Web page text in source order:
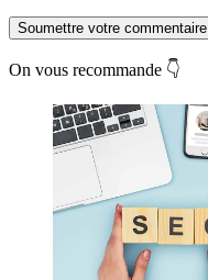
Soumettre votre commentaire
On vous recommande 👇